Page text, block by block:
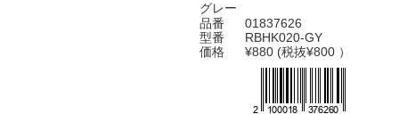
グレー
品番
01837626
型番
RBHK020-GY
価格
¥880 (税抜¥800 ）